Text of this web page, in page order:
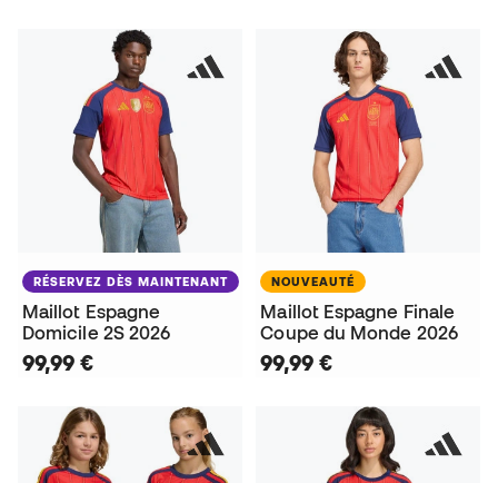
RÉSERVEZ DÈS MAINTENANT
Maillot Espagne
Domicile 2S 2026
99,99 €
NOUVEAUTÉ
Maillot Espagne Finale
Coupe du Monde 2026
99,99 €